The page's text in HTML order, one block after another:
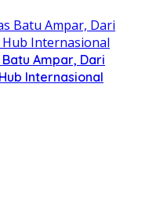
Ampar, Dari
Internasional